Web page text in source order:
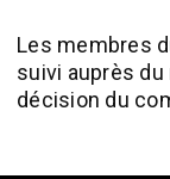
Les membres
suivi auprès
décision du